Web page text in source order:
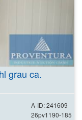
grau ca.
A-ID: 241609
26pv1190-185